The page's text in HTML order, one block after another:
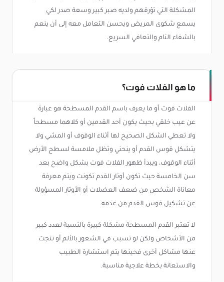
المشكلة التي تؤرقهم ولديه صبر كبير وسعة صدر لكي
يسمع شكوى المريض ويحسن التعامل معه إلى أن ينعم
بالشفاء التام والتعافي السريع.
ما هو الفلات فوت؟
الفلات فوت أو ما يعرف باسم القدم المسطحة هو عبارة
عن عيب خلقي بحيث يكون أحد القدمين أو كلاهما مسطحاً
ولا تعطي الشكل الصحيح لها أثناء الوقوف أو المشي ولا
يتشكل قوس القدم أو ينحني وتظل ملامسة لسطح الأرض
أثناء الوقوف، ويبدأ ظهور الفلات فوت بشكل واضح بعد
سن الخامسة حيث تكون أوتار القدم تكونت ويتم معرفة
معاناة الشخص من ضعف العضلات أو الأوتار المسؤولة
عن تشكيل قوس القدم من عدمه.
لا تعتبر القدم المسطحة مشكلة كبيرة بالنسبة لعدد كبير
من الأشخاص ولكن لو تسبب في الشعور بالألم أو نتجت
عنها مشاكل أخرى فحينها يتم استشارة الطبيب
والاستعانة بخطة علاجية مناسبة.